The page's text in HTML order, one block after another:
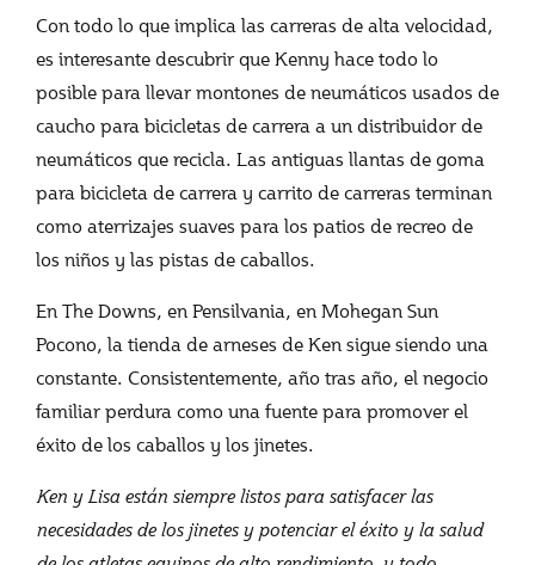
Con todo lo que implica las carreras de alta velocidad,
es interesante descubrir que Kenny hace todo lo
posible para llevar montones de neumáticos usados ​​de
caucho para bicicletas de carrera a un distribuidor de
neumáticos que recicla. Las antiguas llantas de goma
para bicicleta de carrera y carrito de carreras terminan
como aterrizajes suaves para los patios de recreo de
los niños y las pistas de caballos.
En The Downs, en Pensilvania, en Mohegan Sun
Pocono, la tienda de arneses de Ken sigue siendo una
constante. Consistentemente, año tras año, el negocio
familiar perdura como una fuente para promover el
éxito de los caballos y los jinetes.
Ken y Lisa están siempre listos para satisfacer las
necesidades de los jinetes y potenciar el éxito y la salud